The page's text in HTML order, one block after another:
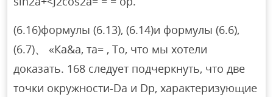
(6.16)формулы (6.13), (6.14)и формулы (6.6),
(6.7)、 «Ка&а, та= , То, что мы хотели
доказать. 168 следует подчеркнуть, что две
точки окружности-Da и Dp, характеризующие